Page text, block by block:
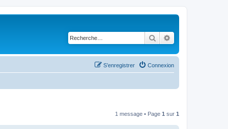
Rechercher
Connexion
S’enregistrer
1 message • Page 1 sur 1